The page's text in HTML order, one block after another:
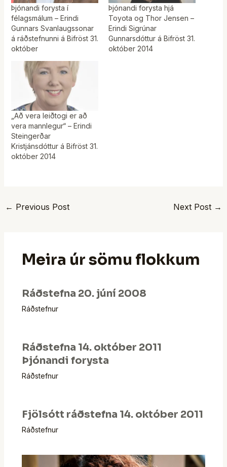
Þjónandi forysta í
félagsmálum – Erindi
Gunnars Svanlaugssonar
á ráðstefnunni á Bifröst 31.
október
Þjónandi forysta hjá
Toyota og Thor Jensen –
Erindi Sigrúnar
Gunnarsdóttur á Bifröst 31.
október 2014
„Að vera leiðtogi er að
vera mannlegur“ – Erindi
Steingerðar
Kristjánsdóttur á Bifröst 31.
október 2014
← Previous Post Next Post →
Meira úr sömu flokkum
Ráðstefna 20. júní 2008
Ráðstefnur
Ráðstefna 14. október 2011
Þjónandi forysta
Ráðstefnur
Fjölsótt ráðstefna 14. október 2011
Ráðstefnur